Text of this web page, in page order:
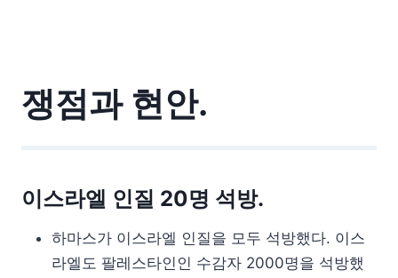
쟁점과 현안.
이스라엘 인질 20명 석방.
하마스가 이스라엘 인질을 모두 석방했다. 이스
라엘도 팔레스타인인 수감자 2000명을 석방했